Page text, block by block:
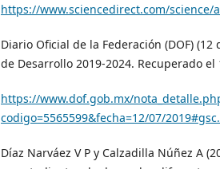
https://www.sciencedirect.com/science/
Diario Oficial de la Federación (DOF)
de Desarrollo 2019-2024. Recuperado
https://www.dof.gob.mx/
codigo=5565599&fecha=12/07/
Díaz Narváez V P y Calzadilla Núñez A